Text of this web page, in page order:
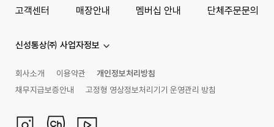
고객센터 매장안내 멤버십 안내 단체주문문의
신성통상㈜ 사업자정보
회사소개 이용약관
개인정보처리방침
채무지급보증안내
고정형 영상정보처리기기 운영관리 방침